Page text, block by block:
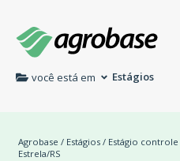
você está em Estágios
Agrobase / Estágios / Estágio
Estrela/RS